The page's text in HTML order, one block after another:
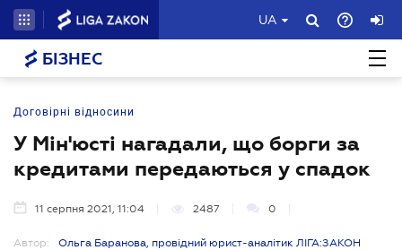
UA
БІЗНЕС
Договірні відносини
У Мін'юсті нагадали, що борги за
кредитами передаються у спадок
11 серпня 2021, 11:04 2487 0
Автор:
Ольга Баранова, провідний юрист-аналітик ЛІГА:ЗАКОН